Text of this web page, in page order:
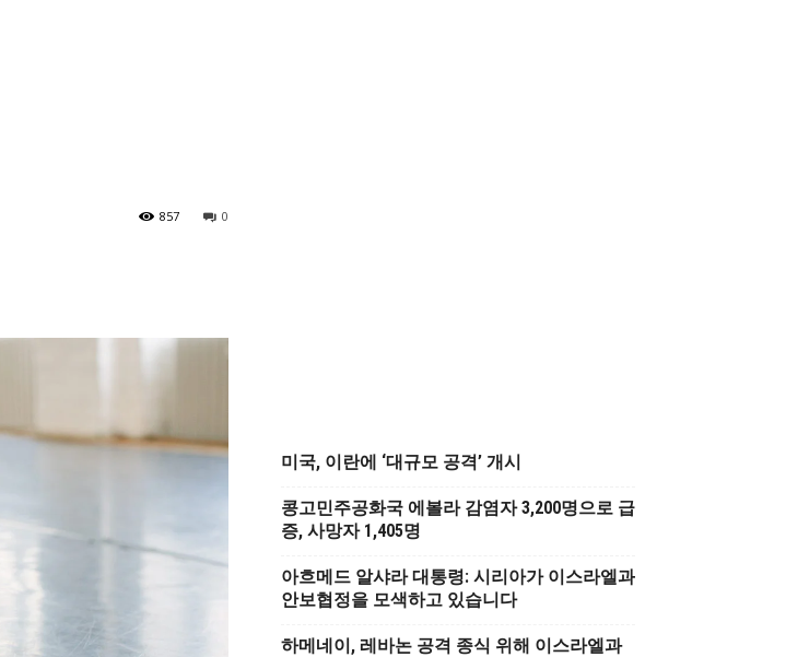
0
857
미국, 이란에 ‘대규모 공격’ 개시
콩고민주공화국 에볼라 감염자 3,200명으로 급
증, 사망자 1,405명
아흐메드 알샤라 대통령: 시리아가 이스라엘과
안보협정을 모색하고 있습니다
하메네이, 레바논 공격 종식 위해 이스라엘과